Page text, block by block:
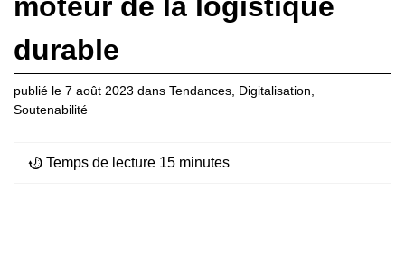
durable
publié le 7 août 2023 dans Tendances Digitalisation
Soutenabilité
Temps de lecture 15 minutes